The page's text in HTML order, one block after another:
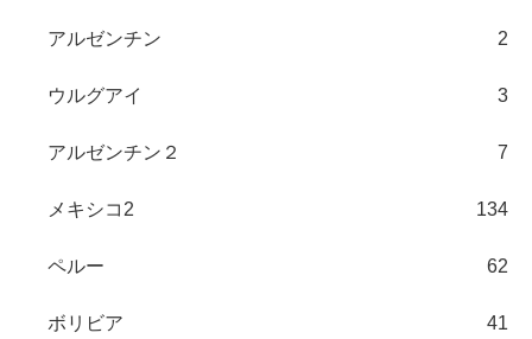
アルゼンチン 2
ウルグアイ 3
アルゼンチン２ 7
メキシコ2 134
ペルー 62
ボリビア 41